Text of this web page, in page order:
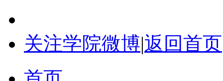
关注学院微博|返回首页